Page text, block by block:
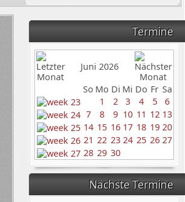
Termine
Juni 2026
So Mo Di Mi Do Fr Sa
1
2 3 4 5
6
7
8 9 10 11 12 13
14 15 16 17 18 19 20
21 22 23 24 25 26 27
28 29 30
Nächste Termine